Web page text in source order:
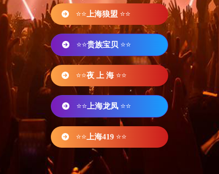
⭐⭐ 上海狼盟 ⭐⭐
⭐⭐贵族宝贝 ⭐⭐
⭐⭐夜 上 海 ⭐⭐
⭐⭐ 上海龙凤 ⭐⭐
⭐⭐ 上海419 ⭐⭐